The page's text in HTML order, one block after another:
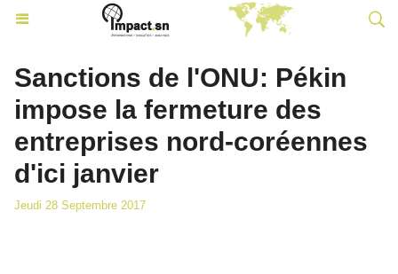
Sanctions de l'ONU: Pékin
impose la fermeture des
entreprises nord-coréennes
d'ici janvier
Jeudi 28 Septembre 2017